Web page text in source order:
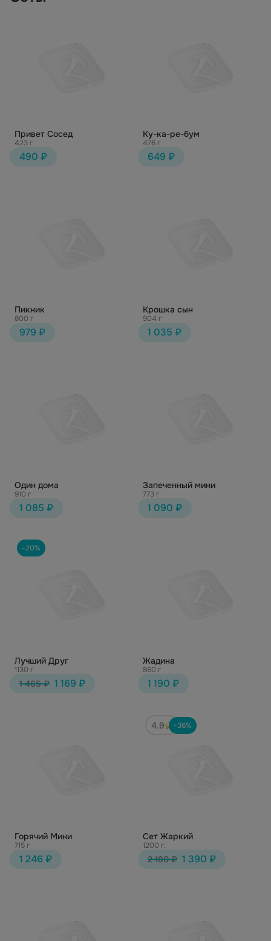
Привет Сосед
423 г
490 ₽
Ку-ка-ре-бум
476 г
649 ₽
Пикник
800 г
979 ₽
Крошка сын
904 г
1 035 ₽
Один дома
910 г
1 085 ₽
Запеченный мини
773 г
1 090 ₽
-20%
Лучший Друг
1130 г
1 465 ₽ 1 169 ₽
Жадина
860 г
1 190 ₽
Горячий Мини
715 г
1 246 ₽
4.9 -36%
Сет Жаркий
1200 г.
2 180 ₽ 1 390 ₽